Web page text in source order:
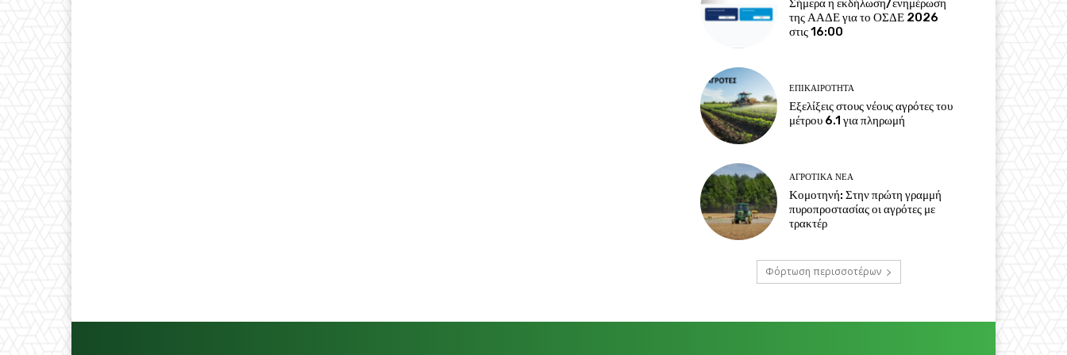
Σήμερα η εκδήλωση/ενημέρωση
της ΑΑΔΕ για το ΟΣΔΕ 2026
στις 16:00
ΕΠΙΚΑΙΡΌΤΗΤΑ
Εξελίξεις στους νέους αγρότες του
μέτρου 6.1 για πληρωμή
ΑΓΡΟΤΙΚΆ ΝΈΑ
Κομοτηνή: Στην πρώτη γραμμή
πυροπροστασίας οι αγρότες με
τρακτέρ
Φόρτωση περισσοτέρων